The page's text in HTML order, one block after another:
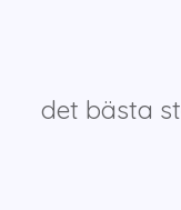
det bästa